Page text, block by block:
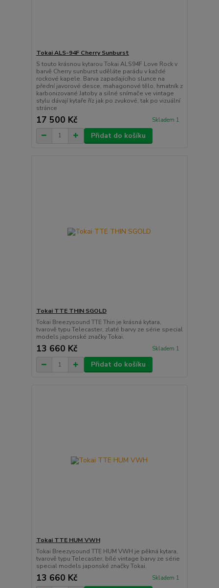
Tokai ALS-94F Cherry Sunburst
S touto krásnou kytarou Tokai ALS94F Love Rock v
barvě Cherry sunburst uděláte parádu v každé
rockové kapele. Barva zapadajícího slunce na
přední javorové desce, mahagonové tělo, hmatník z
karbonizované Jatoby a silné snímače ve vintage
stylu dávají kytaře říz jak po zvukové, tak po vizuální
stránce
17 500 Kč Skladem 1
Přidat do košíku
Tokai TTE THIN SGOLD
Tokai Breezysound TTE Thin je krásná kytara,
tvarově typu Telecaster, zlaté barvy ze série special
models japonské značky Tokai.
13 660 Kč Skladem 1
Přidat do košíku
Tokai TTE HUM VWH
Tokai Breezysound TTE HUM VWH je pěkná kytara,
tvarově typu Telecaster, bílé vintage barvy ze série
special models japonské značky Tokai.
13 660 Kč Skladem 1